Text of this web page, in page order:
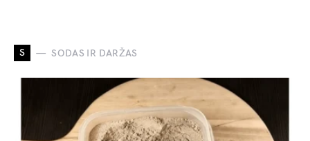
S SODAS IR DARŽAS